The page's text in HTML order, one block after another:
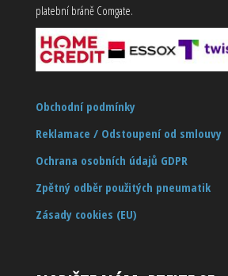
platební bráně Comgate.
Obchodní podmínky
Reklamace / Odstoupení od smlouvy
Ochrana osobních údajů GDPR
Zpětný odběr použitých pneumatik
Zásady cookies (EU)